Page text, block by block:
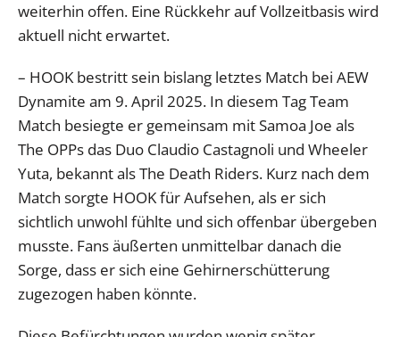
weiterhin offen. Eine Rückkehr auf Vollzeitbasis wird
aktuell nicht erwartet.
– HOOK bestritt sein bislang letztes Match bei AEW
Dynamite am 9. April 2025. In diesem Tag Team
Match besiegte er gemeinsam mit Samoa Joe als
The OPPs das Duo Claudio Castagnoli und Wheeler
Yuta, bekannt als The Death Riders. Kurz nach dem
Match sorgte HOOK für Aufsehen, als er sich
sichtlich unwohl fühlte und sich offenbar übergeben
musste. Fans äußerten unmittelbar danach die
Sorge, dass er sich eine Gehirnerschütterung
zugezogen haben könnte.